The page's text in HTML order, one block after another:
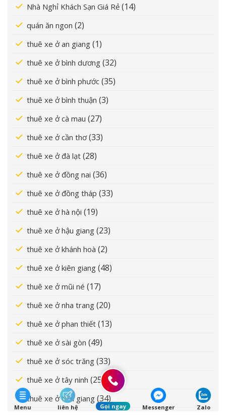
Nhà Nghỉ Khách Sạn Giá Rẻ (14)
quán ăn ngon (2)
thuê xe ở an giang (1)
thuê xe ở bình dương (32)
thuê xe ở bình phước (35)
thuê xe ở bình thuận (3)
thuê xe ở cà mau (27)
thuê xe ở cần thơ(33)
thuê xe ở đà lạt (28)
thuê xe ở đồng nai (36)
thuê xe ở đồng tháp (33)
thuê xe ở hà nội (19)
thuê xe ở hậu giang (23)
thuê xe ở khánh hoà (2)
thuê xe ở kiên giang (48)
thuê xe ở mũi né (17)
thuê xe ở nha trang (20)
thuê xe ở phan thiết (13)
thuê xe ở sài gòn (49)
thuê xe ở sóc trăng (33)
thuê xe ở tây ninh (25)
thuê xe ở tiền giang (34)
Menu liên hệ Gọi ngay Messenger Zalo